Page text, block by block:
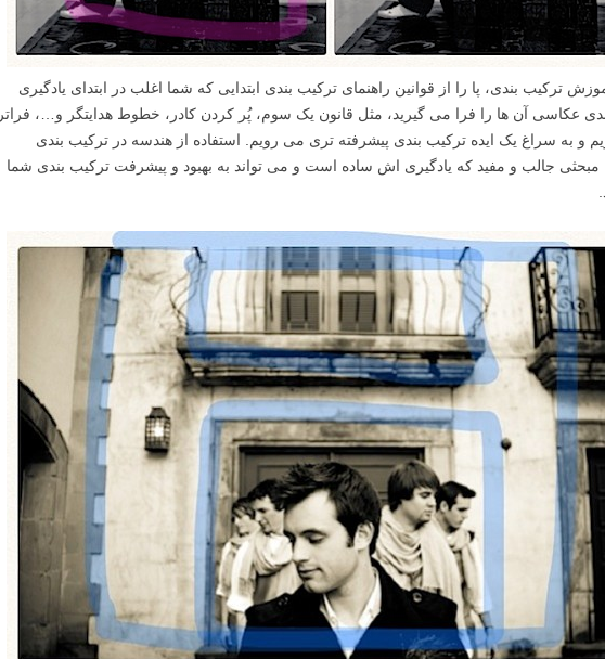
ترکیب بندی، پا را از قوانین راهنمای ترکیب بندی ابتدایی که شما اغلب در ابتدای یادگیری
عکاسی آن ها را فرا می گیرید، مثل قانون یک سوم، پُر کردن کادر، خطوط هدایتگر و…، فراتر
و به سراغ یک ایده ترکیب بندی پیشرفته تری می رویم. استفاده از هندسه در ترکیب بندی
جالب و مفید که یادگیری اش ساده است و می تواند به بهبود و پیشرفت ترکیب بندی شما